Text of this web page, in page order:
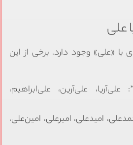
علی
با «علی» وجود دارد. برخی از این
علی‌آرین، علی‌ابراهیم،
امیدعلی، امیرعلی، امین‌علی،